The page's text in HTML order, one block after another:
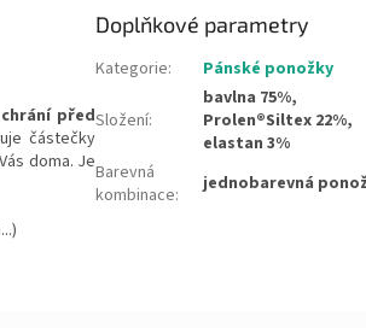
chrání před
částečky
doma. Je
Doplňkové parametry
Kategorie: Pánské ponožky
Složení:
bavlna 75%,
Prolen®Siltex 22%,
elastan 3%
Barevná
kombinace: jednobarevná